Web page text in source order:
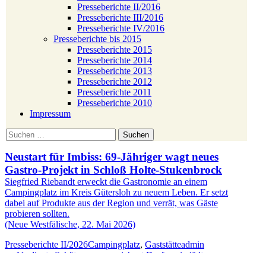
Presseberichte II/2016
Presseberichte III/2016
Presseberichte IV/2016
Presseberichte bis 2015
Presseberichte 2015
Presseberichte 2014
Presseberichte 2013
Presseberichte 2012
Presseberichte 2011
Presseberichte 2010
Impressum
Suchen
nach:
Neustart für Imbiss: 69-Jähriger wagt neues
Gastro-Projekt in Schloß Holte-Stukenbrock
Siegfried Riebandt erweckt die Gastronomie an einem
Campingplatz im Kreis Gütersloh zu neuem Leben. Er setzt
dabei auf Produkte aus der Region und verrät, was Gäste
probieren sollten.
(Neue Westfälische, 22. Mai 2026)
Presseberichte II/2026Campingplatz, Gaststätteadmin